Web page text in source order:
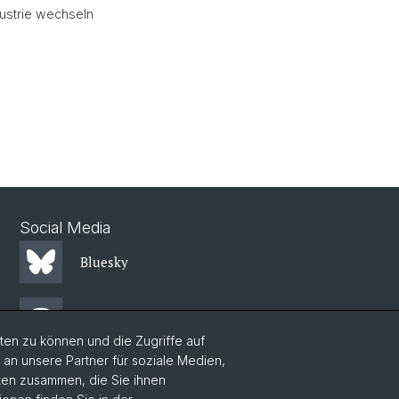
wechseln
Social Media
Bluesky
LinkedIn
zu können und die Zugriffe auf
unsere Partner für soziale Medien,
zusammen, die Sie ihnen